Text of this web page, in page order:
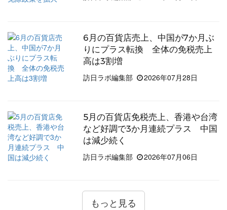
ここでは、中国 に関するインバウンドニュース記事
をまとめました。
6月の百貨店売上、中国が7か月ぶ
りにプラス転換 全体の免税売上
高は3割増
訪日ラボ編集部
2026年07月28日
5月の百貨店免税売上、香港や台湾
など好調で3か月連続プラス 中国
は減少続く
訪日ラボ編集部
2026年07月06日
もっと見る